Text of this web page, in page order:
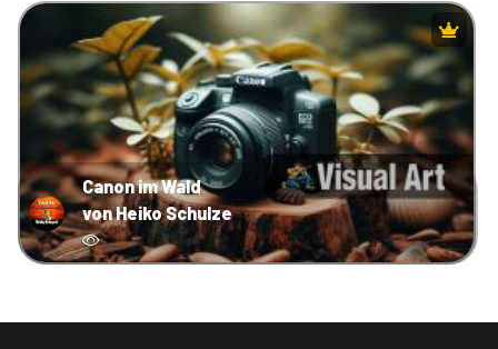
Canon im Wald
von Heiko Schulze